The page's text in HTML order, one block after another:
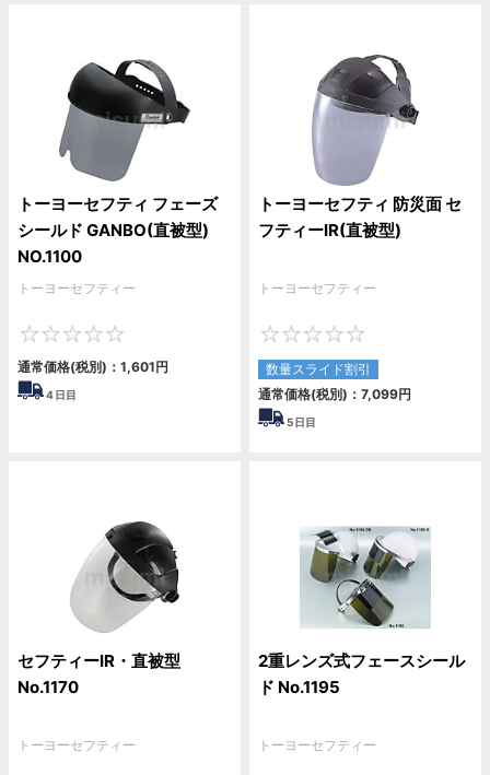
トーヨーセフティ フェーズ
シールド GANBO(直被型)
NO.1100
トーヨーセフティー
通常価格(税別)： 1,601円
4日目
トーヨーセフティ 防災面 セ
フティーIR(直被型)
トーヨーセフティー
数量スライド割引
通常価格(税別)： 7,099円
5日目
セフティーIR・直被型
No.1170
トーヨーセフティー
2重レンズ式フェースシール
ド No.1195
トーヨーセフティー